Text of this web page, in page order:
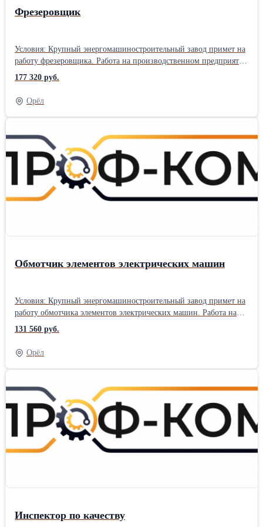
Фрезеровщик
Условия: Крупный энергомашиностроительный завод примет на
работу фрезеровщика. Работа на производственном предприятии
в г. Санкт-Петербург. Вахтовый метод работы 60/30. Прямой
работодатель. Трудоустройство официальное, согласно ТК РФ.
График работы на выбор, 5/2 по 8 часов или 6/1 по 11 часов.
Заработная плата 620 руб./час, от 109120-177320 руб./мес.
(зависит от графика работы). Предоставляется благоустроенное
компенсируем в обе стороны после отработанной командировки.
Питание за свой счет. Обязанности: Фрезерование сложных
деталей и инструмента по 7-10 квалитетам на горизонтальных и
вертикальных фрезерных станках с применением режущего
инструмента и универсальных приспособлений. -Станок
вертикально-фрезерный 2340х1950х2020- 6Р12Б -Станок
чертежей металлоконструкций.
177 320 руб.
Орёл
Обмотчик элементов электрических машин
Условия: Крупный энергомашиностроительный завод примет на
работу обмотчика элементов электрических машин. Работа на
производственном предприятии в г. Санкт-Петербург. Вахтовый
метод работы 60/30. Прямой работодатель. Трудоустройство
официальное, согласно ТК РФ. График работы на выбор, 5/2 по 8
часов или 6/1 по 11 часов. Заработная плата 460 руб./час, от
80960 – 131560 руб./мес. (зависит от графика работы).
(квартира на несколько человек). Проезд компенсируем в обе
стороны после отработанной командировки. Питание за свой
счет. Обязанности: Работа по обмотке сложных элементов
электрических машин: разметка шага по пазам сердечника и
коллектору для смешанной обмотки; протяжка одно-,
двухслойной обмотки статора в пазы. Укладка обмотки и
бандажирование. Требования: Опыт проведения аналогичных
131 560 руб.
Орёл
Инспектор по качеству